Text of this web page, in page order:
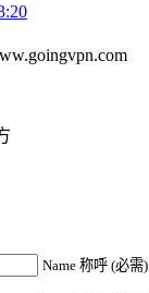
Name 称呼 (必需)